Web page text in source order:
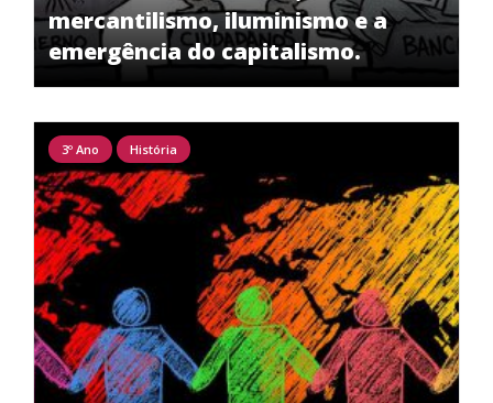
mercantilismo, iluminismo e a
emergência do capitalismo.
3º Ano História